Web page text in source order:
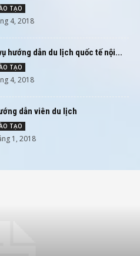
TẠO
4, 2018
hướng dẫn du lịch quốc tế nội...
TẠO
4, 2018
dẫn viên du lịch
TẠO
1, 2018